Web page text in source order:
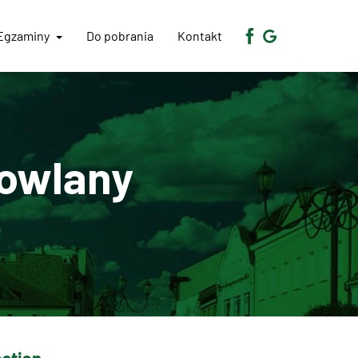
Do pobrania Kontakt